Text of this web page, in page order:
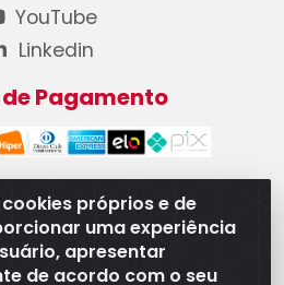
próprios e de
uma experiência
apresentar
de acordo com o seu
YouTube
Linkedin
Pagamento
Automotivos LTDA - CNPJ
Rua do Níquel, 667 - Parque
GO - CEP 74375-660